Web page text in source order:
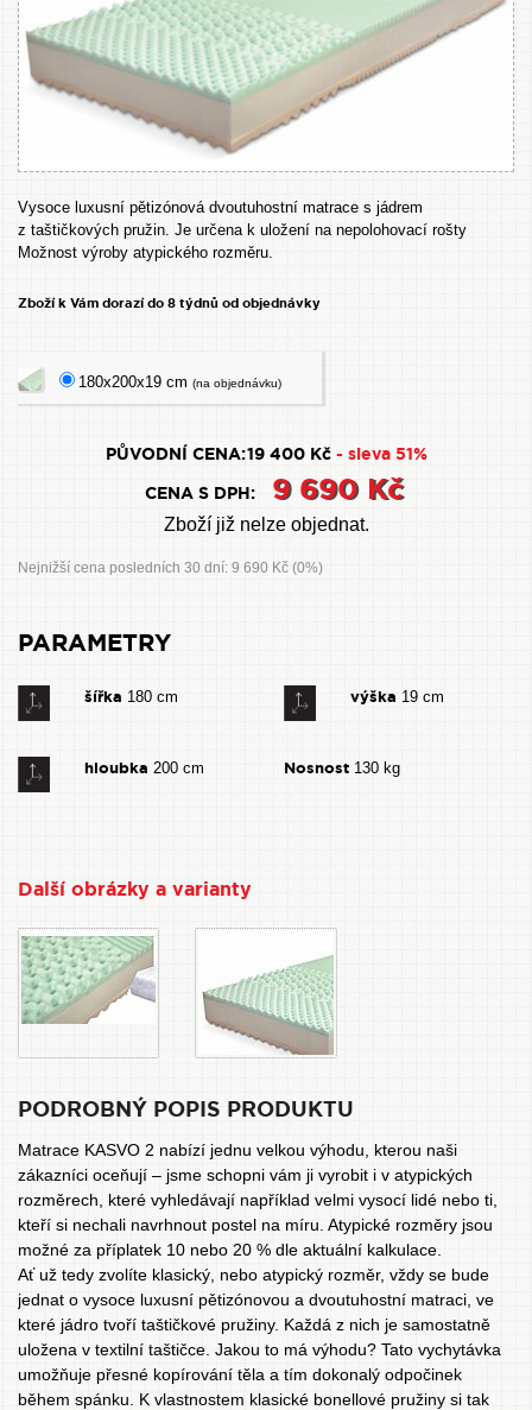
Vysoce luxusní pětizónová dvoutuhostní matrace s jádrem
z taštičkových pružin. Je určena k uložení na nepolohovací rošty
Možnost výroby atypického rozměru.
Zboží k Vám dorazí do 8 týdnů od objednávky
180x200x19 cm (na objednávku)
PŮVODNÍ CENA:19 400 Kč - sleva 51%
CENA S DPH:
9 690 Kč
Zboží již nelze objednat.
Nejnižší cena posledních 30 dní: 9 690 Kč (0%)
PARAMETRY
šířka 180 cm výška 19 cm
hloubka 200 cm Nosnost 130 kg
Další obrázky a varianty
PODROBNÝ POPIS PRODUKTU
Matrace KASVO 2 nabízí jednu velkou výhodu, kterou naši
zákazníci oceňují – jsme schopni vám ji vyrobit i v atypických
rozměrech, které vyhledávají například velmi vysocí lidé nebo ti,
kteří si nechali navrhnout postel na míru. Atypické rozměry jsou
možné za příplatek 10 nebo 20 % dle aktuální kalkulace.
Ať už tedy zvolíte klasický, nebo atypický rozměr, vždy se bude
jednat o vysoce luxusní pětizónovou a dvoutuhostní matraci , ve
které jádro tvoří taštičkové pružiny. Každá z nich je samostatně
uložena v textilní taštičce. Jakou to má výhodu? Tato vychytávka
umožňuje přesné kopírování těla a tím dokonalý odpočinek
během spánku. K vlastnostem klasické bonellové pružiny si tak